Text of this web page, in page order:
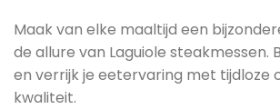
Maak van elke maaltijd een
de allure van Laguiole steakmessen.
en verrijk je eetervaring met tijdloze
kwaliteit.